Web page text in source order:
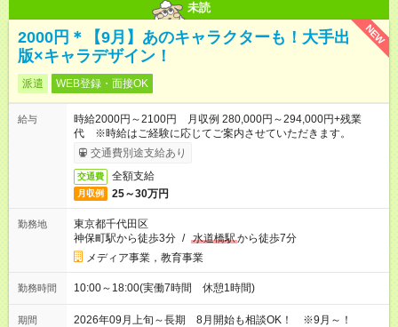
未読
NEW
2000円＊【9月】あのキャラクターも！大手出
版×キャラデザイン！
派遣 WEB登録・面接OK
給与
時給2000円～2100円 月収例 280,000円～294,000円+残業
代 ※時給はご経験に応じてご案内させていただきます。
交通費別途支給あり
交通費 全額支給
月収例 25～30万円
勤務地
東京都千代田区
神保町駅から徒歩3分 / 水道橋駅から徒歩7分
メディア事業，教育事業
勤務時間 10:00～18:00(実働7時間 休憩1時間)
期間 2026年09月上旬～長期 8月開始も相談OK！ ※9月～！